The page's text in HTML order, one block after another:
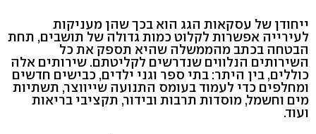
ייחודן של עסקאות הגג הוא בכך שהן מעניקות
לעירייה אפשרות לקלוט כמות גדולה של תושבים, תחת
הבטחה בכתב מהממשלה שהיא תספק את כל
השירותים הנלווים שנדרשים לקליטתם. שירותים אלה
כוללים, בין היתר: בתי ספר וגני ילדים, כבישים חדשים
ומחלפים כדי לעמוד בעומס התנועה שייווצר, תשתיות
מים וחשמל, מוסדות תרבות ובידור, תקציבי בריאות
ועוד.